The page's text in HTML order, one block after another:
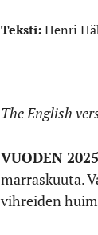
Teksti:Henri
The English
VUODEN 2025
marraskuuta.
vihreiden